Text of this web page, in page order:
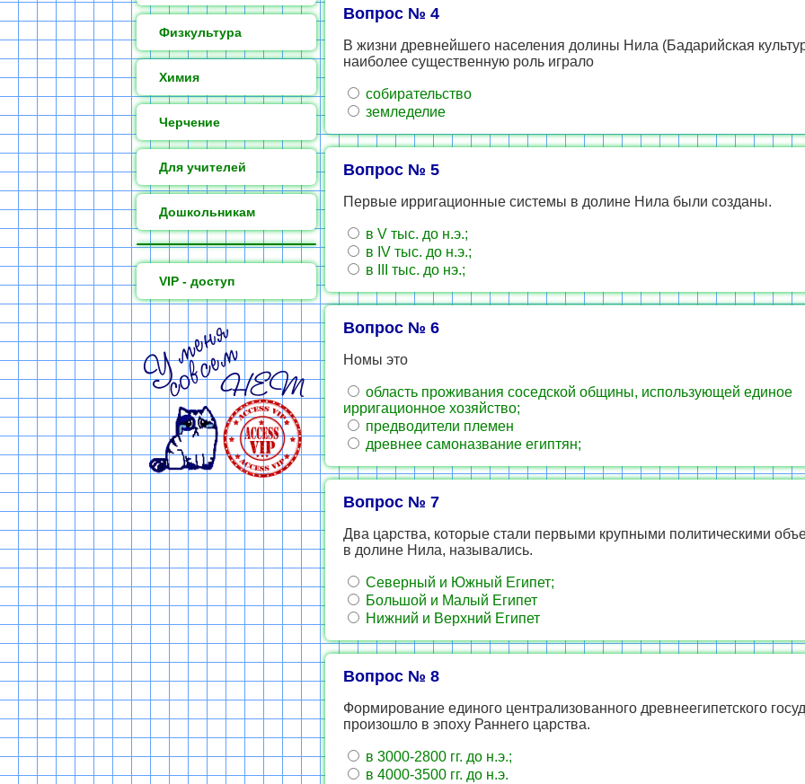
Физкультура
Химия
Черчение
Для учителей
Дошкольникам
VIP - доступ
Вопрос № 4
В жизни древнейшего населения долины Нила (Бадарийская
наиболее существенную роль играло
собирательство
земледелие
Вопрос № 5
Первые ирригационные системы в долине Нила были созданы.
в V тыс. до н.э.;
в IV тыс. до н.э.;
в III тыс. до нэ.;
Вопрос № 6
Номы это
область проживания соседской общины, использующей единое
ирригационное хозяйство;
предводители племен
древнее самоназвание египтян;
Вопрос № 7
Два царства, которые стали первыми крупными политическими
в долине Нила, назывались.
Северный и Южный Египет;
Большой и Малый Египет
Нижний и Верхний Египет
Вопрос № 8
Формирование единого централизованного древнеегипетского
произошло в эпоху Раннего царства.
в 3000-2800 гг. до н.э.;
в 4000-3500 гг. до н.э.